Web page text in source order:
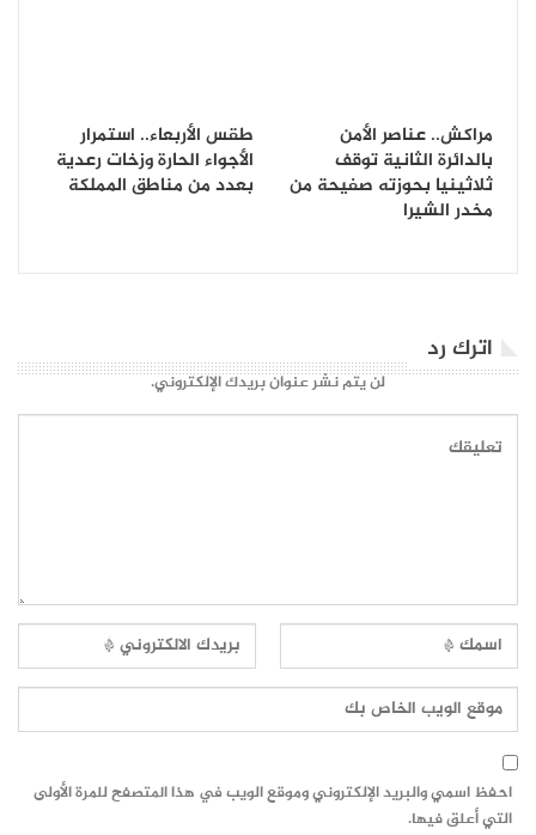
مراكش.. عناصر الأمن
بالدائرة الثانية توقف
ثلاثينيا بحوزته صفيحة من
مخدر الشيرا
طقس الأربعاء.. استمرار
الأجواء الحارة وزخات رعدية
بعدد من مناطق المملكة
اترك رد
لن يتم نشر عنوان بريدك الإلكتروني.
احفظ اسمي والبريد الإلكتروني وموقع الويب في هذا المتصفح للمرة الأولى
التي أعلق فيها.